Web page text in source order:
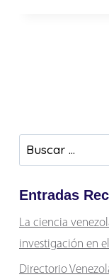
Buscar:
Entradas
La ciencia
investigación en
Directorio